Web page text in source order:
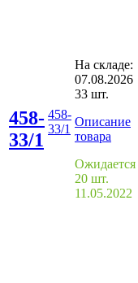
458-
33/1
458-
33/1
На складе:
07.08.2026
33 шт.
Описание
товара
Ожидается
20 шт.
11.05.2022